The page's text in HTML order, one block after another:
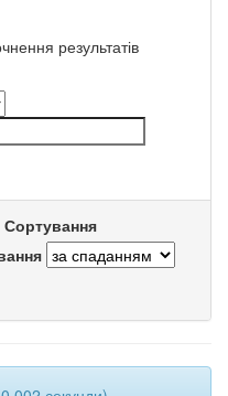
результатів
Сортування